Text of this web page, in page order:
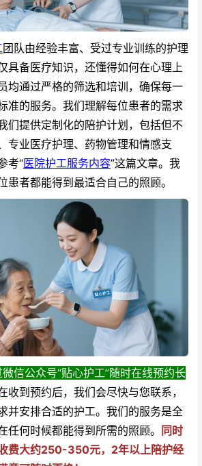
团队由经验丰富、受过专业训练的护理
具备医疗知识，还懂得如何在心理上
均通过严格的筛选和培训，确保每一
准的服务。 我们理解每位患者的需求
们提供定制化的陪护计划，包括但不
专业医疗护理、药物管理和情感支
考“医院护工服务内容”这篇文章。我
患者都能得到最适合自己的照顾。
信公众号“贴心护工”随时在线预约长
收到预约后，我们会尽快与您联系，
并安排合适的护工。我们的服务是全
任何时候都能得到所需的照顾。 同时
费大约250-350元，2年以上陪护经